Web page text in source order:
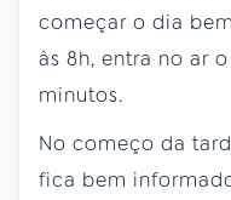
começar o dia
às 8h, entra no ar o
minutos.
No começo da
fica bem